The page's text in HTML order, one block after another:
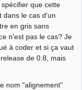
que cette
dans le cas d'un
en gris sans
n'est pas le cas? Je
à coder et si ça vaut
de 0.8, mais
nom "alignement"